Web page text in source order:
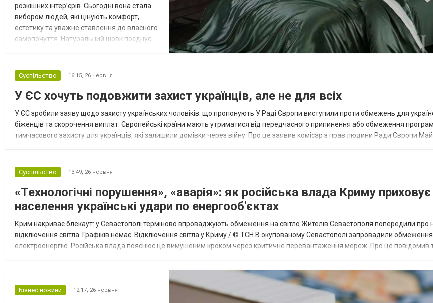
розкішних інтер’єрів. Сьогодні вона стала
вибором людей, які цінують комфорт,
естетику та уважне ставлення до власного
самопочуття. Натуральний шовк поєднує
щоденний сон більш комфортним. Саме
тому шовкова постіль привертає увагу тих,
хто прагне створити затишний простір без
зайвих компромісів між красою...
Суспільство 16:15, 26 червня
У ЄС хочуть подовжити захист українців, але не для всіх
У ЄС зробили заяву щодо захисту українських чоловіків: що пропонують У Раді Європи виступили проти обмежень для
біженців та скорочення виплат. Європейські країни мають утриматися від передчасного припинення або обмеження
тимчасового захисту для українців, які залишили домівки через війну. Про це заявив комісар з прав людини Ради Європи
Суспільство 13:49, 26 червня
«Технологічні порушення», «аварія»: як російська влада Криму приховує
населення українські удари по енергооб'єктах
Крим накриває блекаут: у Севастополі терміново впроваджують обмеження на світло Жителів Севастополя попередили про
відключення світла. Графіків немає. Відключення світла у Криму / © ТСН В окупованому Севастополі запровадили
електроенергію. Російська влада пояснює це вимушеним кроком через критичне перевантаження мереж. Про це повідомив
Бізнес новини 12:17, 26 червня